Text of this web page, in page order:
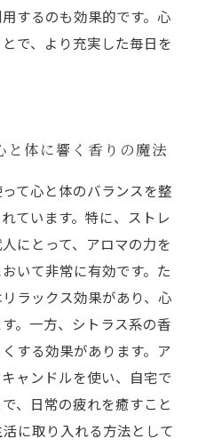
するのも効果的です。心
で、より充実した毎日を
と体に響く香りの魔法
て心と体のバランスを整
ています。特に、ストレ
にとって、アロマの力を
いて非常に有効です。た
ラックス効果があり、心
。一方、シトラス系の香
する効果があります。ア
ャンドルを使い、自宅で
、日常の疲れを癒すこと
に取り入れる方法として